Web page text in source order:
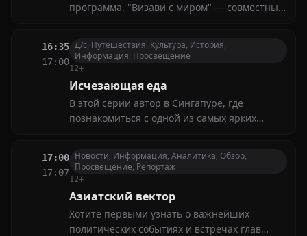
программа. "Визави с миром" — совместный
"Большая Азия"
16:35
17:00
Д/с, Путешествия, Культура, История,
Информация, Просвещение
12+
Исчезающая еда
В этой серии автор в Сингапуре, где
познакомиться с одной из самых ярких
17:00
17:07
Новости, Информация, Аналитика, Обзор,
Просвещение, Репортаж
12+
Азиатский вектор
Хотите первыми узнать о важнейших
политических событиях и встречах глав